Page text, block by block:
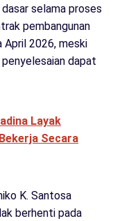
selama proses
pembangunan
April 2026, meski
dapat
Layak
Secara
K. Santosa
berhenti pada